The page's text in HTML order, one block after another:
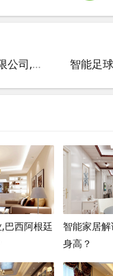
乒乓智能技术有限公司,乒乓球混双教学教案？
巴西阿根廷
智能家居
身高？